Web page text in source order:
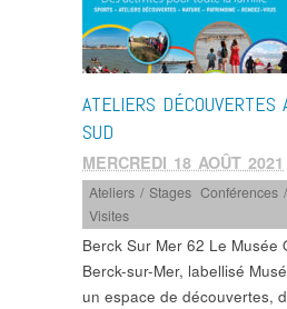
ATELIERS DÉCOUVERTES
SUD
MERCREDI 18 AOÛT 2021
Ateliers / Stages ,Conférences
Visites
Berck Sur Mer 62 Le Musée
Berck-sur-Mer, labellisé
un espace de découvertes,